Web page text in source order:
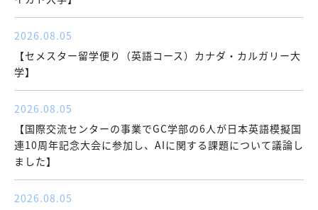
2026.08.05
【セメスター留学便り（英語コース）カナダ・カルガリー大
学】
2026.08.05
【国際交流センターの事業でGC学部の6人が日本英語模擬国
連10周年記念大会に参加し、AIに関する課題について議論し
ました】
2026.08.05